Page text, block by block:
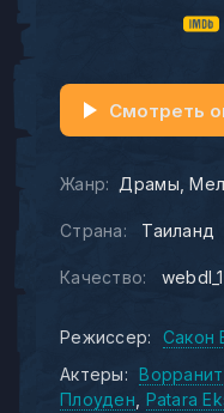
Жанр: Драмы
Страна: Таиланд
Качество:
Смотреть
Режиссер:
Сакон
Актеры:
Плоуден Patara